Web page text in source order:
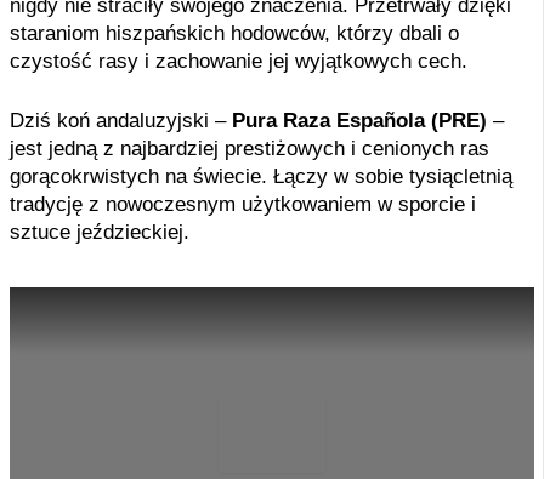
nigdy nie straciły swojego znaczenia. Przetrwały dzięki
staraniom hiszpańskich hodowców, którzy dbali o
czystość rasy i zachowanie jej wyjątkowych cech.
Dziś koń andaluzyjski – Pura Raza Española (PRE) –
jest jedną z najbardziej prestiżowych i cenionych ras
gorącokrwistych na świecie. Łączy w sobie tysiącletnią
tradycję z nowoczesnym użytkowaniem w sporcie i
sztuce jeździeckiej.